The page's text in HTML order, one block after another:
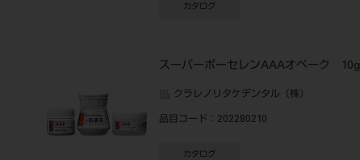
カタログ
スーパーポーセレンAAAオペーク 10g
クラレノリタケデンタル（株）
品目コード ：202280210
カタログ